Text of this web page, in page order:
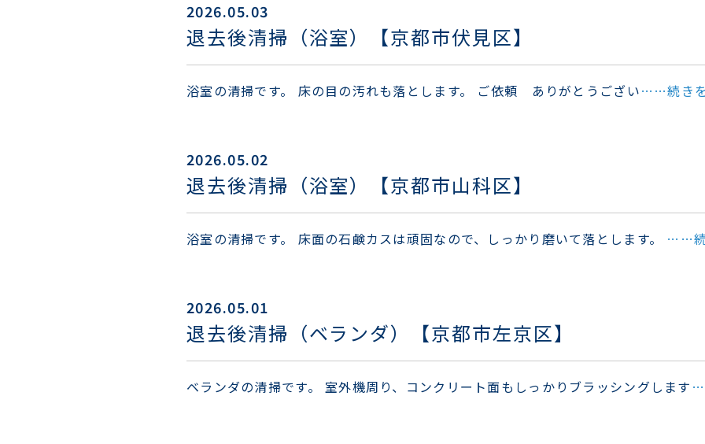
2026.05.03
退去後清掃（浴室）【京都市伏見区】
浴室の清掃です。 床の目の汚れも落とします。 ご依頼 ありがとうござい……続き
2026.05.02
退去後清掃（浴室）【京都市山科区】
浴室の清掃です。 床面の石鹸カスは頑固なので、しっかり磨いて落とします。 ……続
2026.05.01
退去後清掃（ベランダ）【京都市左京区】
ベランダの清掃です。 室外機周り、コンクリート面もしっかりブラッシングします